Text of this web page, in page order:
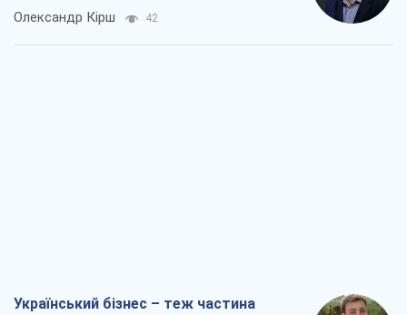
Олександр Кірш 42
Український бізнес – теж частина